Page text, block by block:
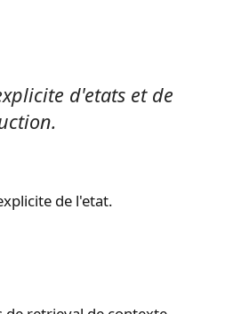
d'etats et de
de l'etat.